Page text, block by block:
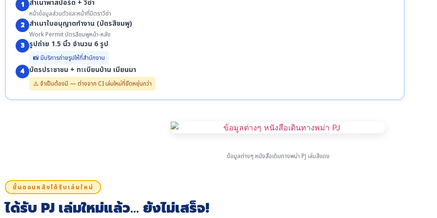
1 สำเนาพาสปอร์ต + วีซ่า
หน้าข้อมูลส่วนตัวและหน้าที่มีตราวีซ่า
2 สำเนาใบอนุญาตทำงาน (บัตรสีชมพู)
Work Permit บัตรสีชมพูหน้า-หลัง
3 รูปถ่าย 1.5 นิ้ว จำนวน 6 รูป
📸 มีบริการถ่ายรูปให้ที่สำนักงาน
4 บัตรประชาชน + ทะเบียนบ้าน เมียนมา
⚠️ จำเป็นต้องมี — ต่างจาก CI เล่มใหม่ที่ยืดหยุ่นกว่า
ข้อมูลต่างๆ หนังสือเดินทางพม่า PJ เล่มสีแดง
ขั้นตอนหลังได้รับเล่มใหม่
ได้รับ PJ เล่มใหม่แล้ว… ยังไม่เสร็จ!